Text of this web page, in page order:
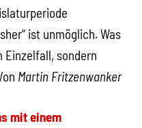
ist unmöglich. Was
sondern
Martin Fritzenwanker
mit einem